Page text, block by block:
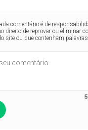
comentário é de
direito de reprovar ou eliminar
site ou que contenham